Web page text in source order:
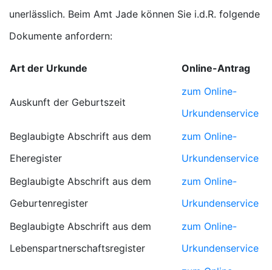
unerlässlich. Beim Amt Jade können Sie i.d.R. folgende
Dokumente anfordern:
Art der Urkunde Online-Antrag
Auskunft der Geburtszeit
zum Online-
Urkundenservice
Beglaubigte Abschrift aus dem
Eheregister
zum Online-
Urkundenservice
Beglaubigte Abschrift aus dem
Geburtenregister
zum Online-
Urkundenservice
Beglaubigte Abschrift aus dem
Lebenspartnerschaftsregister
zum Online-
Urkundenservice